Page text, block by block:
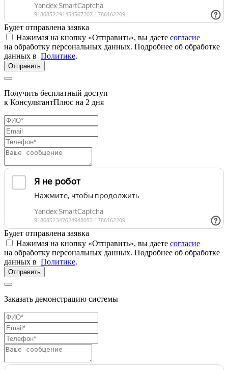
Будет отправлена заявка
Нажимая на кнопку «Отправить», вы даете согласие
на обработку персональных данных. Подробнее об обработке
данных в Политике.
Отправить
Получить бесплатный доступ
к КонсультантПлюс на 2 дня
Будет отправлена заявка
Нажимая на кнопку «Отправить», вы даете согласие
на обработку персональных данных. Подробнее об обработке
данных в Политике.
Отправить
Заказать демонстрацию системы